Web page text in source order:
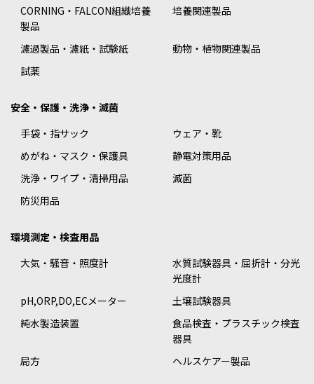
CORNING・FALCON組織培養
製品
培養関連製品
濾過製品・濾紙・試験紙
動物・植物関連製品
試薬
安全・保護・洗浄・滅菌
手袋・指サック
ウェア・靴
めがね・マスク・保護具
静電対策用品
洗浄・ワイプ・清掃用品
滅菌
防災用品
環境測定・検査用品
大気・騒音・照度計
水質試験器具・屈折計・分光
光度計
pH,ORP,DO,ECメーター
土壌試験器具
純水製造装置
食品検査・プラスチック検査
器具
局方
ヘルスケアー製品